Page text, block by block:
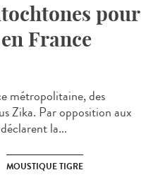
pour
France
métropolitaine, des
Zika. Par opposition aux
la...
MOUSTIQUE TIGRE